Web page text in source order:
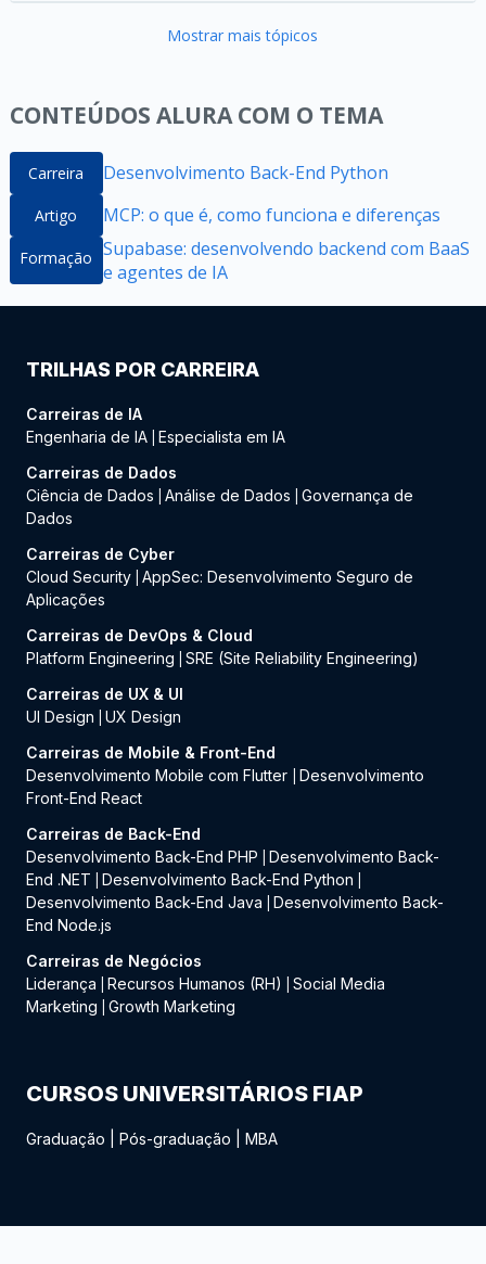
Mostrar mais tópicos
CONTEÚDOS ALURA COM O TEMA
Carreira Desenvolvimento Back-End Python
Artigo MCP: o que é, como funciona e diferenças
Formação Supabase: desenvolvendo backend com BaaS
e agentes de IA
TRILHAS POR CARREIRA
Carreiras de IA
Engenharia de IA Especialista em IA
Carreiras de Dados
Ciência de Dados
Análise de Dados
Governança de
Dados
Carreiras de Cyber
Cloud Security AppSec: Desenvolvimento Seguro de
Aplicações
Carreiras de DevOps & Cloud
Platform Engineering
SRE (Site Reliability Engineering)
Carreiras de UX & UI
UI Design
UX Design
Carreiras de Mobile & Front-End
Desenvolvimento Mobile com Flutter
Desenvolvimento
Front-End React
Carreiras de Back-End
Desenvolvimento Back-End PHP
Desenvolvimento Back-
End .NET
Desenvolvimento Back-End Python
Desenvolvimento Back-End Java
Desenvolvimento Back-
End Node.js
Carreiras de Negócios
Liderança
Recursos Humanos (RH)
Social Media
Marketing
Growth Marketing
CURSOS UNIVERSITÁRIOS FIAP
Graduação Pós-graduação MBA